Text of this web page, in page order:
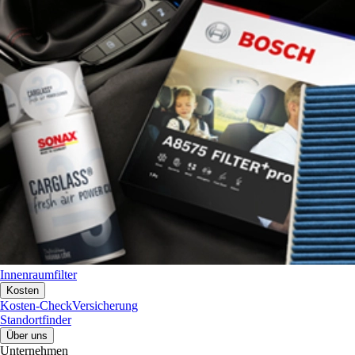
Innenraumfilter
Kosten
Kosten-CheckVersicherung
Standortfinder
Über uns
Unternehmen